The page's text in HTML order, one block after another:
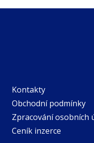
Kontakty
Obchodní podmínky
Zpracování osobních
Ceník inzerce